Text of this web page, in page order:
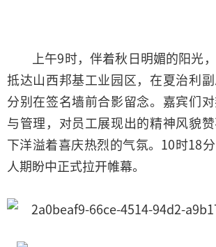
上午9时，伴着秋日明媚的阳光
抵达山西邦基工业园区，在夏治利副
分别在签名墙前合影留念。嘉宾们
与管理，对员工展现出的精神风貌
下洋溢着喜庆热烈的气氛。10时18
人期盼中正式拉开帷幕。